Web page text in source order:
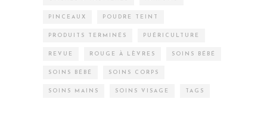
PINCEAUX POUDRE TEINT
PRODUITS TERMINÉS PUÉRICULTURE
REVUE ROUGE À LÈVRES SOINS BÉBÉ
SOINS BÉBÉ SOINS CORPS
SOINS MAINS SOINS VISAGE TAGS